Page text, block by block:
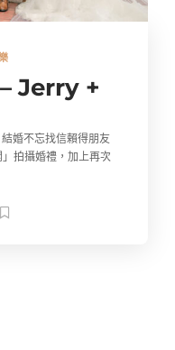
Jerry +
婚不忘找信賴得朋友
拍攝婚禮，加上再次